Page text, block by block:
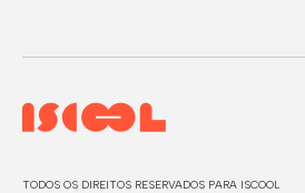
TODOS OS DIREITOS RESERVADOS PARA ISCOOL